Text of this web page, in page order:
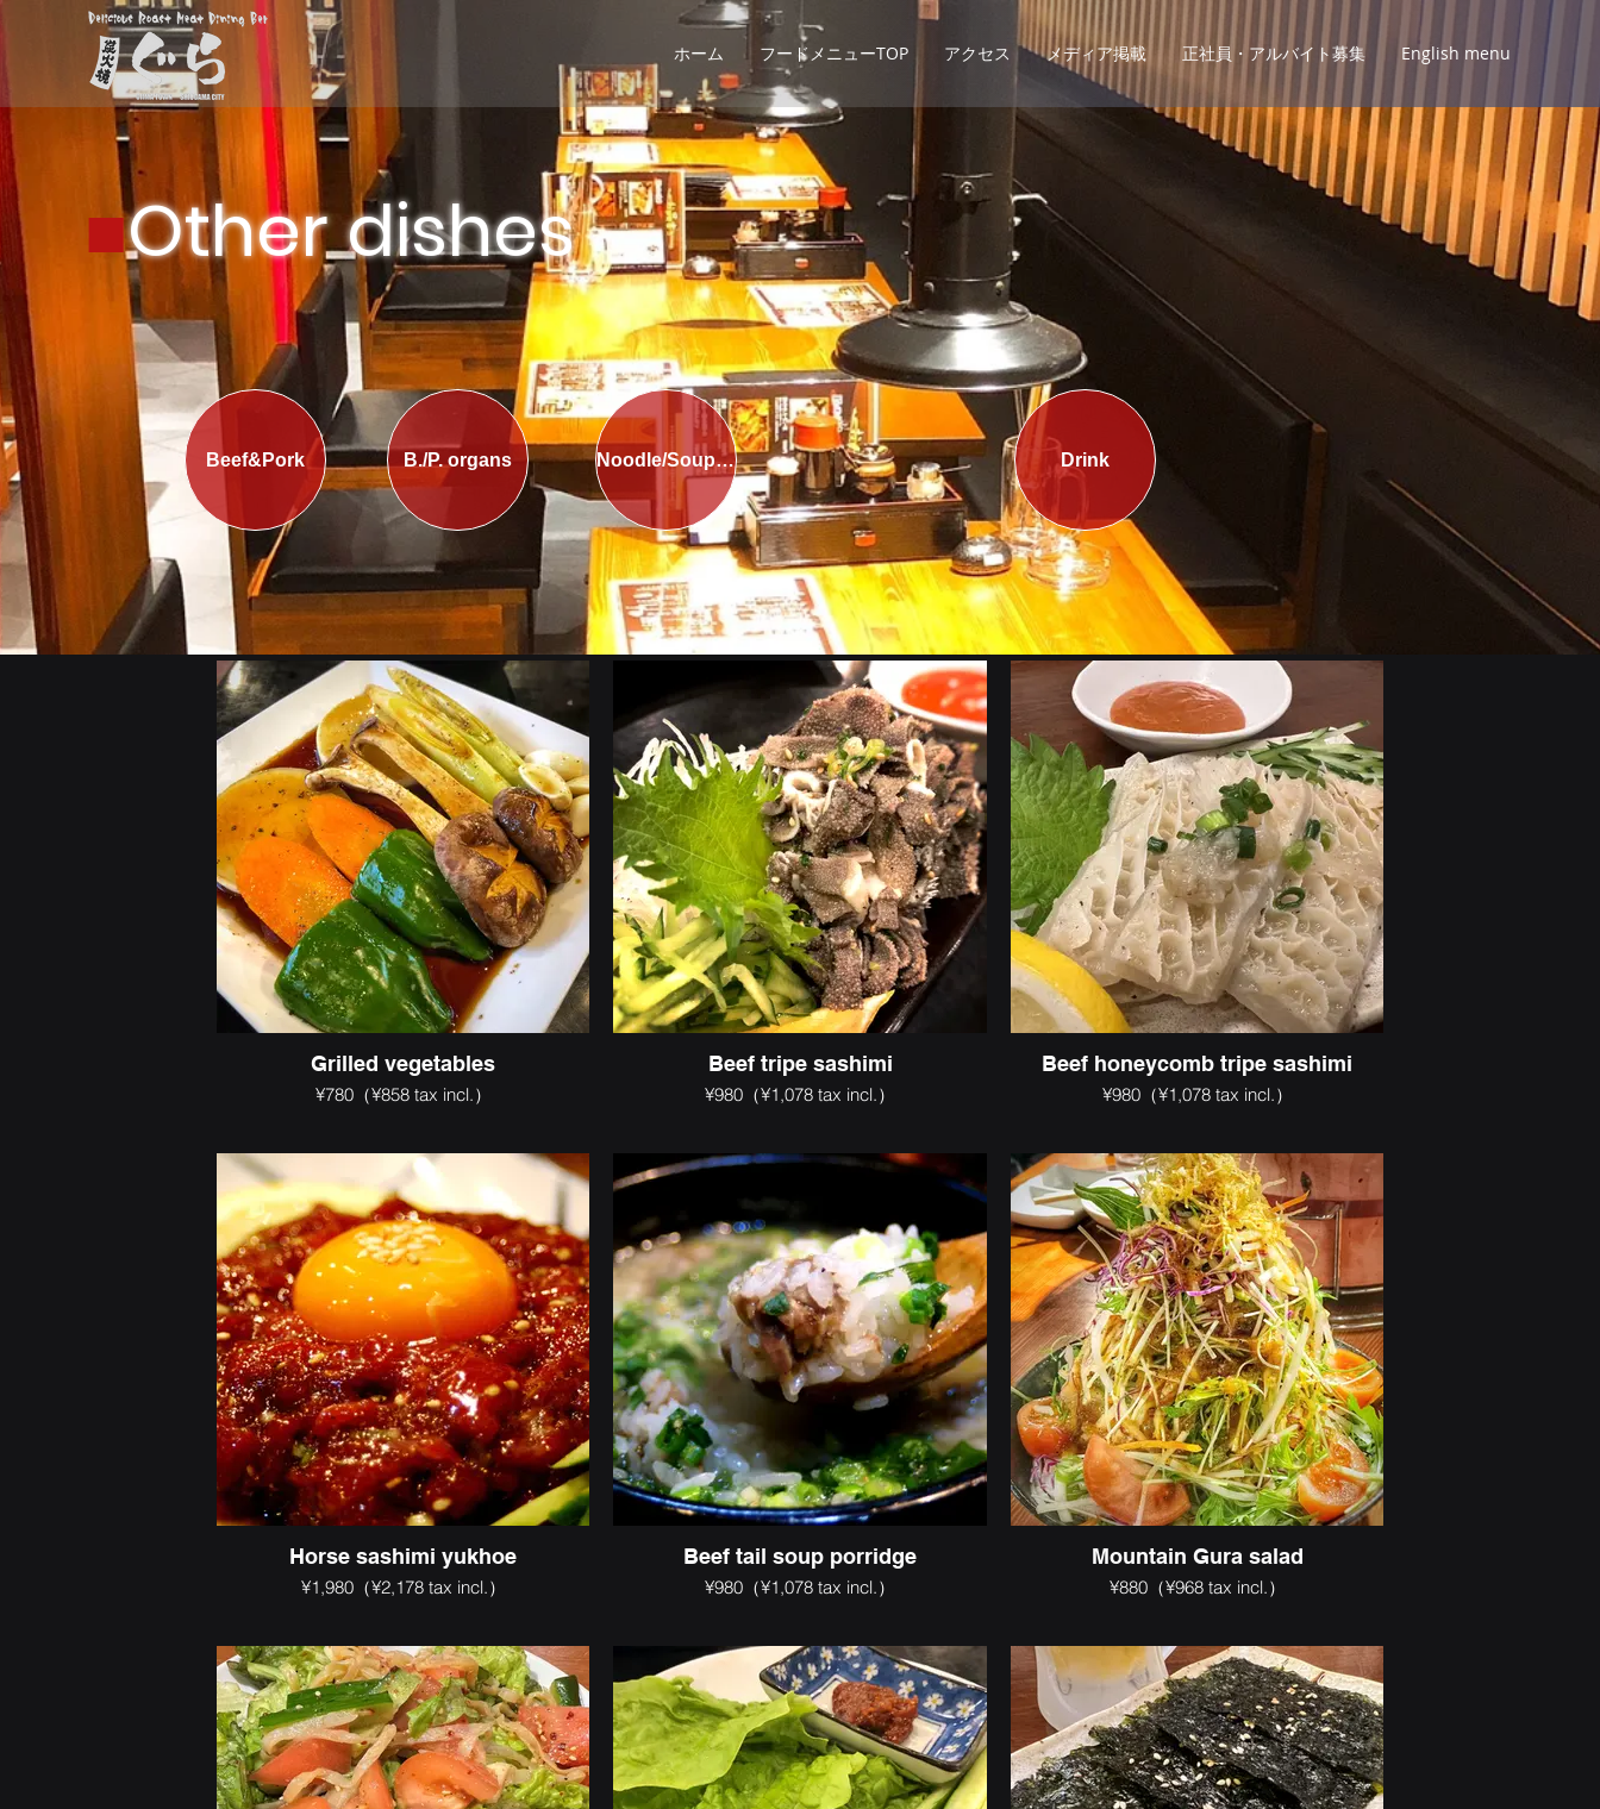
ホーム フードメニューTOP アクセス メディア掲載 正社員・アルバイト募集 English menu
■Other dishes
Beef&Pork B./P. organs Noodle/Soup/Rice Drink
Grilled vegetables
¥780（¥858 tax incl.）
Beef tripe sashimi
¥980（¥1,078 tax incl.）
Beef honeycomb tripe sashimi
¥980（¥1,078 tax incl.）
Horse sashimi yukhoe
¥1,980（¥2,178 tax incl.）
Beef tail soup porridge
¥980（¥1,078 tax incl.）
Mountain Gura salad
¥880（¥968 tax incl.）